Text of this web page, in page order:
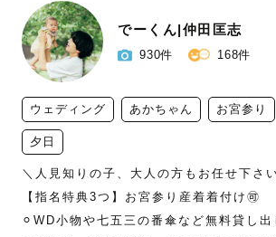
でーくん|仲田匡志
930件 168件
ウェディング あかちゃん お宮参り
夕日
＼人見知りの子、大人の方もお任せ下さ
【指名特典3つ】お宮参り産着着付け🉑
⚪︎WD小物や七五三の番傘など無料貸し出